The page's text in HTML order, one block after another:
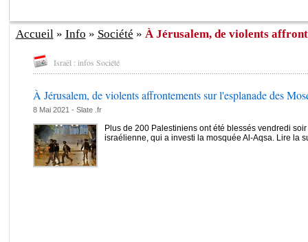
Accueil» Info » Société » À Jérusalem, de violents
Israël : infos Société
À Jérusalem, de violents affrontements sur l'esplanade des
8 Mai 2021 - Slate .fr
Plus de 200 Palestiniens ont été blessés vendredi
israélienne, qui a investi la mosquée Al-Aqsa. Lire la